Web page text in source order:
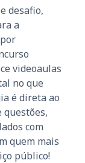
desafio,
a
videoaulas
no que
é direta ao
questões,
com
quem mais
público!